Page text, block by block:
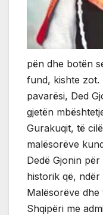
pën dhe botën
fund, kishte zot.
pavarësi, Ded
gjetën
Gurakuqit, të
malësorëve
Dedë Gjonin
historik që,
Malësorëve dhe
Shqipëri me